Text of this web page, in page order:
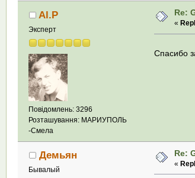
Al.P
Эксперт
Повідомлень: 3296
Розташування: МАРИУПОЛЬ
-Смела
Re:
«
Спасибо
Демьян
Бывалый
Re:
«